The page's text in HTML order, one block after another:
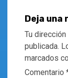
Deja una
Tu
publicada.
marcados
Comentario